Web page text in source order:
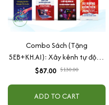
Combo Sách (Tặng
5EB+KH.AI): Xây kênh tự động
AI Agent + AI siêu mạnh + 3
+ Xu hướng
$87.00 $130.00
ADD TO CART